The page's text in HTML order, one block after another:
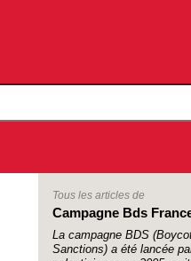
Tous les articles de
Campagne Bds
La campagne BDS
Sanctions) a été lancée